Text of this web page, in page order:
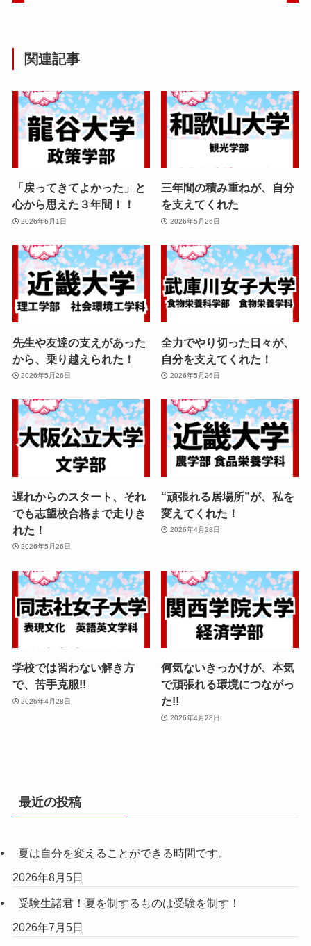
関連記事
「戻ってきてよかった」と
心から思えた３年間！！
2026年6月1日
三年間の積み重ねが、自分
を支えてくれた
2026年5月26日
先生や友達の支えがあった
から、乗り越えられた！
2026年5月26日
全力でやり切った日々が、
自分を支えてくれた！
2026年5月26日
遅れからのスタート、それ
でも志望校合格まで走りき
れた！
2026年5月26日
“頑張れる居場所”が、私を
変えてくれた！
2026年4月28日
学校では習わない解き方
で、苦手克服!!
2026年4月28日
何気ないきっかけが、本気
で頑張れる環境につながっ
た!!
2026年4月28日
最近の投稿
夏は自分を変えることができる時間です。
2026年8月5日
受験生諸君！夏を制するものは受験を制す！
2026年7月5日